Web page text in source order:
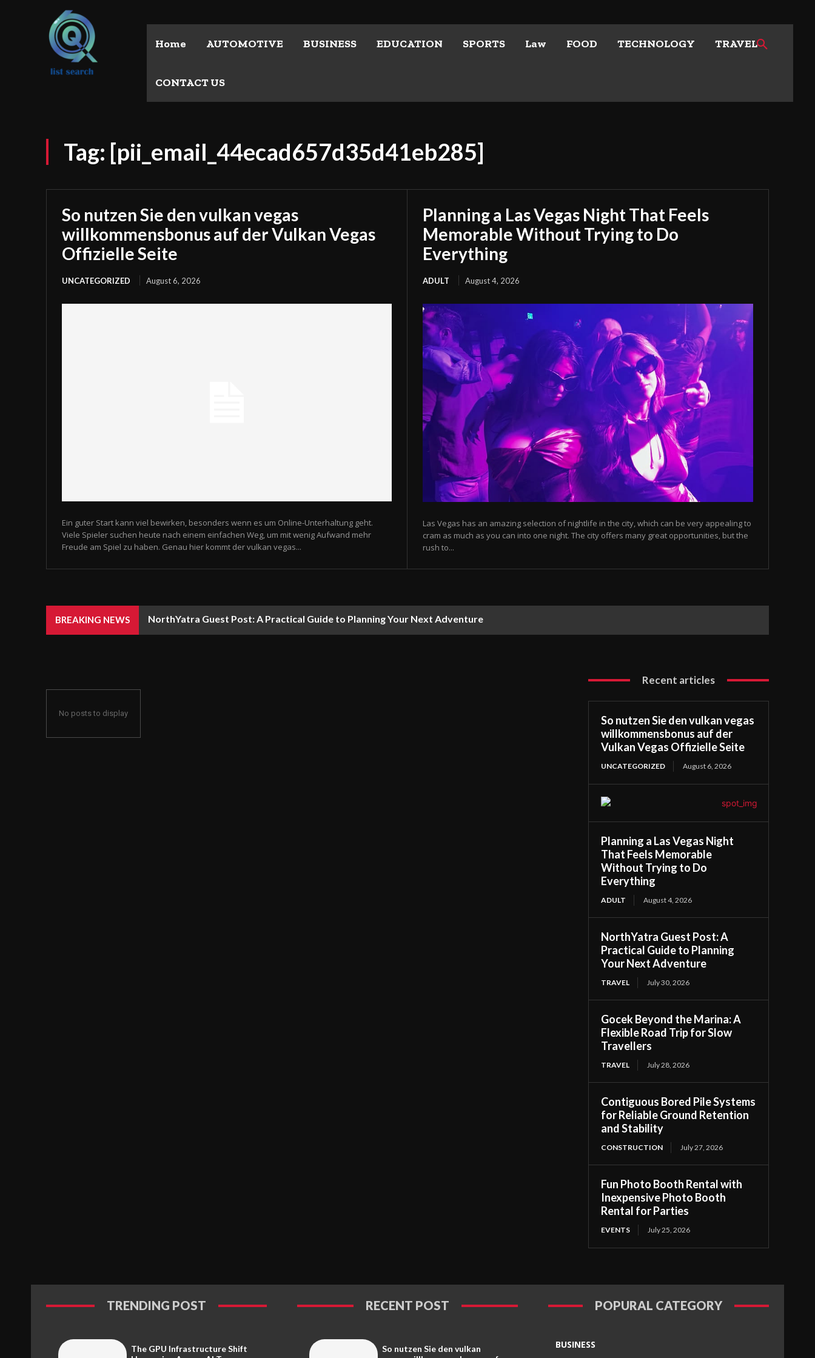
Home AUTOMOTIVE BUSINESS EDUCATION SPORTS Law FOOD TECHNOLOGY TRAVEL
CONTACT US
Tag: [pii_email_44ecad657d35d41eb285]
So nutzen Sie den vulkan vegas
willkommensbonus auf der Vulkan Vegas
Offizielle Seite
UNCATEGORIZED August 6, 2026
Ein guter Start kann viel bewirken, besonders wenn es um Online-Unterhaltung geht.
Viele Spieler suchen heute nach einem einfachen Weg, um mit wenig Aufwand mehr
Freude am Spiel zu haben. Genau hier kommt der vulkan vegas...
Planning a Las Vegas Night That Feels
Memorable Without Trying to Do
Everything
ADULT August 4, 2026
Las Vegas has an amazing selection of nightlife in the city, which can be very appealing to
cram as much as you can into one night. The city offers many great opportunities, but the
rush to...
BREAKING NEWS NorthYatra Guest Post: A Practical Guide to Planning Your Next Adventure
No posts to display
Recent articles
So nutzen Sie den vulkan vegas
willkommensbonus auf der
Vulkan Vegas Offizielle Seite
UNCATEGORIZED August 6, 2026
Planning a Las Vegas Night
That Feels Memorable
Without Trying to Do
Everything
ADULT August 4, 2026
NorthYatra Guest Post: A
Practical Guide to Planning
Your Next Adventure
TRAVEL July 30, 2026
Gocek Beyond the Marina: A
Flexible Road Trip for Slow
Travellers
TRAVEL July 28, 2026
Contiguous Bored Pile Systems
for Reliable Ground Retention
and Stability
CONSTRUCTION July 27, 2026
Fun Photo Booth Rental with
Inexpensive Photo Booth
Rental for Parties
EVENTS July 25, 2026
TRENDING POST
The GPU Infrastructure Shift
RECENT POST
So nutzen Sie den vulkan
POPURAL CATEGORY
BUSINESS